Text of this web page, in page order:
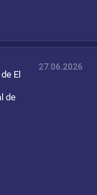
27.06.2026
El
de